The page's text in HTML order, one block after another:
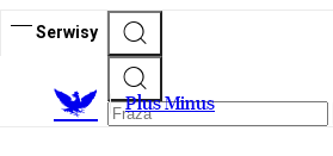
Serwisy
Plus Minus